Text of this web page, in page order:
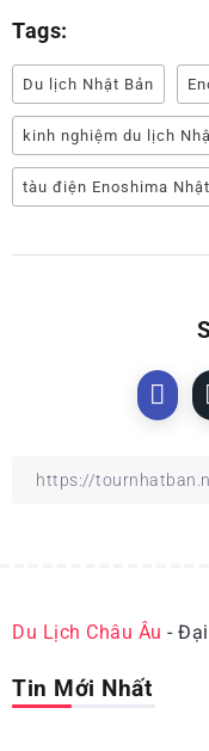
Tags:
Du lịch Nhật Bản
kinh nghiệm du lịch
tàu điện Enoshima
Du Lịch Châu Âu -
Tin Mới Nhất